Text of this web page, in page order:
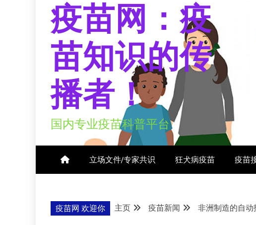
疫苗网：疫
苗知识的传
播者！
国内专业疫苗科普平台
立场文件/专家共识 狂犬病疫苗 疫苗
疫苗网 欢迎你 主页 疫苗新闻 非洲制造的自